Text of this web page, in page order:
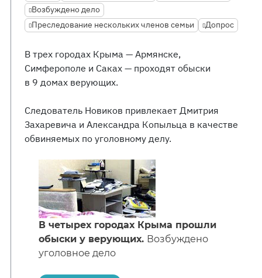
Возбуждено дело
Преследование нескольких членов семьи
Допрос
В трех городах Крыма — Армянске,
Симферополе и Саках — проходят обыски
в 9 домах верующих.
Следователь Новиков привлекает Дмитрия
Захаревича и Александра Копыльца в качестве
обвиняемых по уголовному делу.
В четырех городах Крыма прошли
обыски у верующих. Возбуждено
уголовное дело